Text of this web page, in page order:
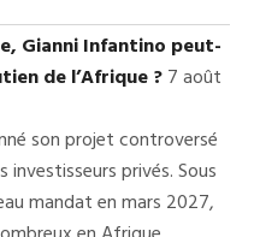
Gianni Infantino peut-
de l’Afrique ?7 août
son projet controversé
investisseurs privés. Sous
mandat en mars 2027,